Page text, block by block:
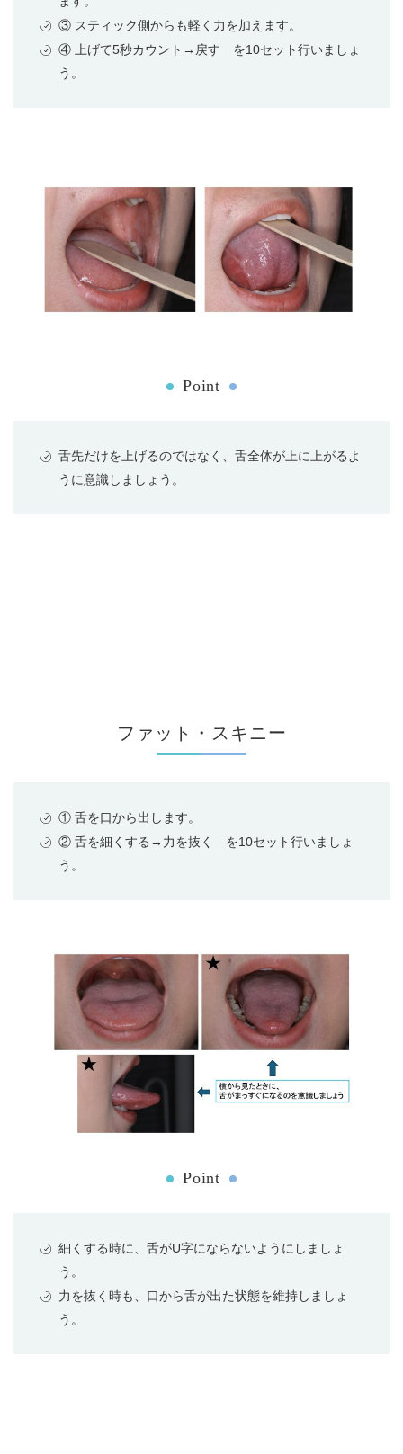
③ スティック側からも軽く力を加えます。
④ 上げて5秒カウント→戻す を10セット行いましょ
う。
Point
舌先だけを上げるのではなく、舌全体が上に上がるよ
うに意識しましょう。
ファット・スキニー
① 舌を口から出します。
② 舌を細くする→力を抜く を10セット行いましょ
う。
Point
細くする時に、舌がU字にならないようにしましょ
う。
力を抜く時も、口から舌が出た状態を維持しましょ
う。